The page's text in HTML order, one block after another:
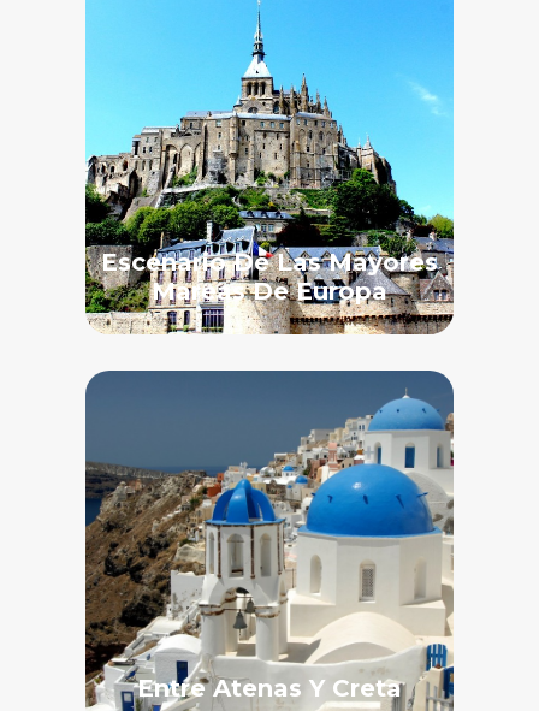
Escenario De Las Mayores
Mareas De Europa
Entre Atenas Y Creta